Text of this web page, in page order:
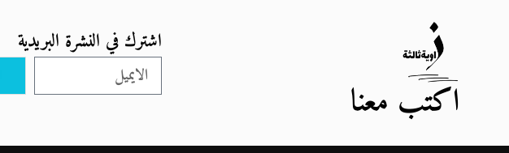
اكتب معنا
اشترك في النشرة البريدية